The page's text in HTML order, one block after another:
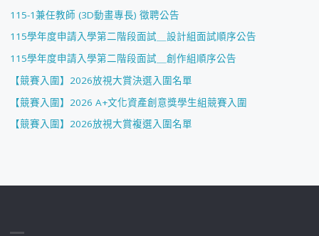
115-1兼任教師 (3D動畫專長) 徵聘公告
115學年度申請入學第二階段面試＿設計組面試順序公告
115學年度申請入學第二階段面試＿創作組順序公告
【競賽入圍】2026放視大賞決選入圍名單
【競賽入圍】2026 A+文化資產創意獎學生組競賽入圍
【競賽入圍】2026放視大賞複選入圍名單